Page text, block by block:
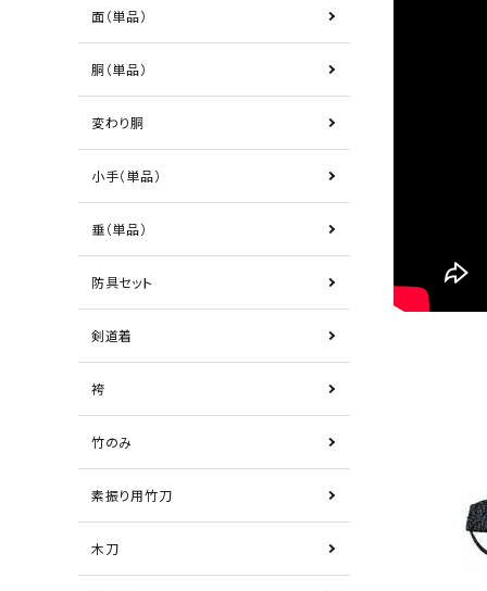
面（単品）
胴（単品）
変わり胴
小手（単品）
垂（単品）
防具セット
剣道着
袴
竹のみ
素振り用竹刀
木刀